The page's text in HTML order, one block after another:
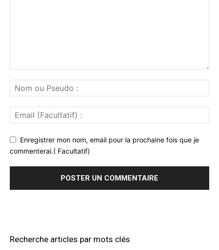
Enregistrer mon nom, email pour la prochaine fois que je
commenterai.( Facultatif)
Recherche articles par mots clés